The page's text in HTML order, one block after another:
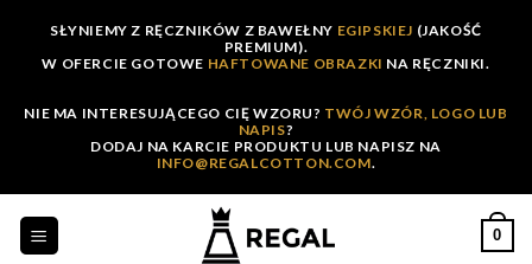
content
SŁYNIEMY Z RĘCZNIKÓW Z BAWEŁNY EGIPSKIEJ (JAKOŚĆ
PREMIUM).
W OFERCIE GOTOWE HAFTOWANE OBRAZKI NA RĘCZNIKI.
NIE MA INTERESUJĄCEGO CIĘ WZORU? TWÓJ WZÓR, LOGO LUB
NAPIS?
DODAJ NA KARCIE PRODUKTU LUB NAPISZ NA
INFO@REGALCOTTON.COM.
0